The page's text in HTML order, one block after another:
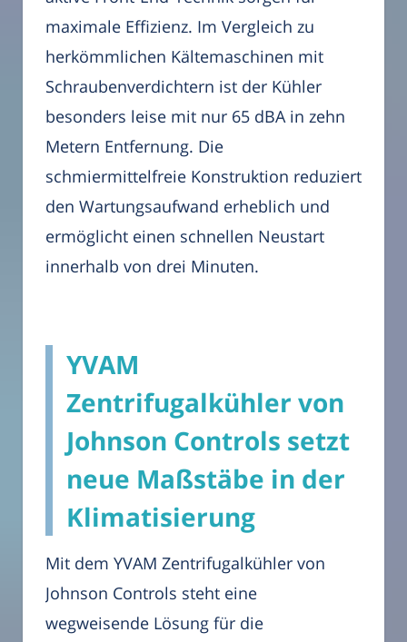
maximale Effizienz. Im Vergleich zu
herkömmlichen Kältemaschinen mit
Schraubenverdichtern ist der Kühler
besonders leise mit nur 65 dBA in zehn
Metern Entfernung. Die
schmiermittelfreie Konstruktion reduziert
den Wartungsaufwand erheblich und
ermöglicht einen schnellen Neustart
innerhalb von drei Minuten.
YVAM
Zentrifugalkühler von
Johnson Controls setzt
neue Maßstäbe in der
Klimatisierung
Mit dem YVAM Zentrifugalkühler von
Johnson Controls steht eine
wegweisende Lösung für die